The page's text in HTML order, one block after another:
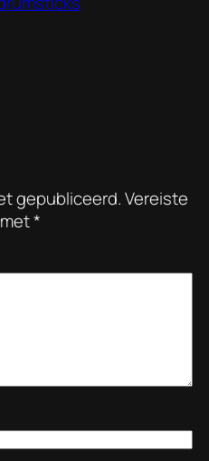
gepubliceerd.Vereiste
*